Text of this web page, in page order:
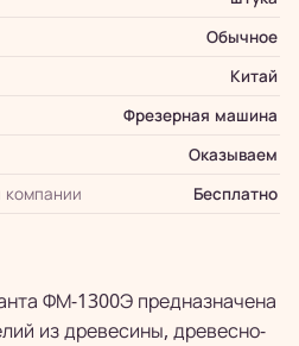
Обычное
Китай
Фрезерная машина
Оказываем
компании
Бесплатно
ФМ-1300Э предназначена
из древесины, древесно-